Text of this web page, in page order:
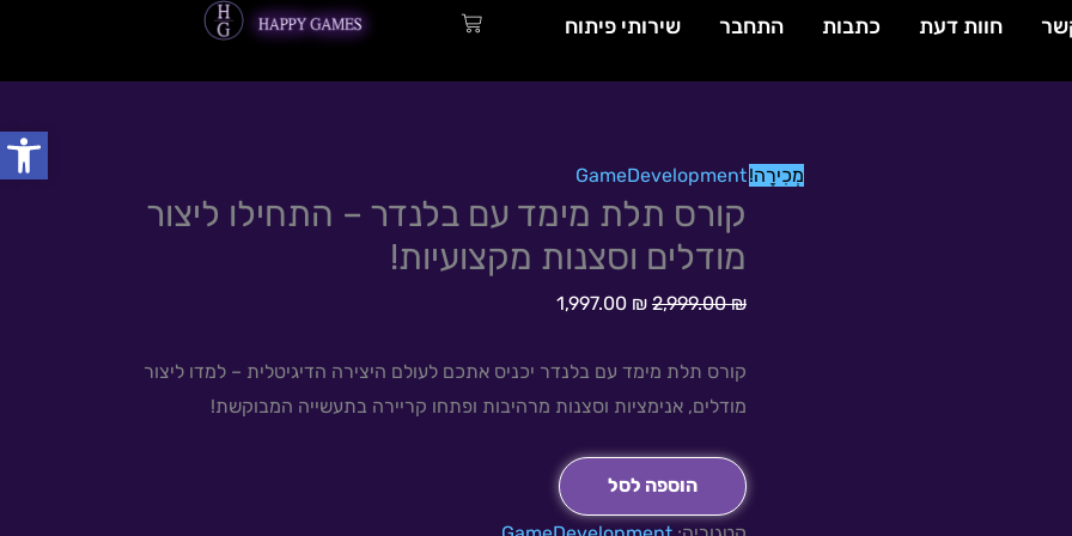
חוות דעת כתבות התחבר
שירותי פיתוח
עגלת
מְכִירָה!GameDevelopment
קורס תלת מימד עם בלנדר – התחילו ליצור
מודלים וסצנות מקצועיות!
2,999.00₪
המחיר
המקורי
היה:
2,999.00 ₪.
1,997.00 ₪
הנוכחי
הוא:
1,997.00 ₪.
קורס תלת מימד עם בלנדר יכניס אתכם לעולם היצירה הדיגיטלית – למדו ליצור
מודלים, אנימציות וסצנות מרהיבות ופתחו קריירה בתעשייה המבוקשת!
כמות
של
מימד
בלנדר
–
התחילו
ליצור
מודלים
הוספה לסל